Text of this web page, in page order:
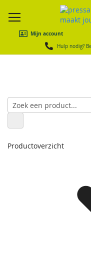
Mijn account
Hulp nodig?
Productoverzicht